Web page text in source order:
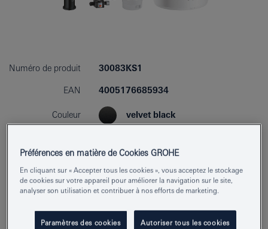
Numéro de produit 30083KS1
EAN 4005176685934
Couleur velvet black
Trouver un showroom ou un installateur
Télécharger les spécifications
Ajouter au bloc-notes
Préférences en matière de Cookies GROHE
En cliquant sur « Accepter tous les cookies », vous acceptez le stockage
de cookies sur votre appareil pour améliorer la navigation sur le site,
analyser son utilisation et contribuer à nos efforts de marketing.
Paramètres des cookies Autoriser tous les cookies